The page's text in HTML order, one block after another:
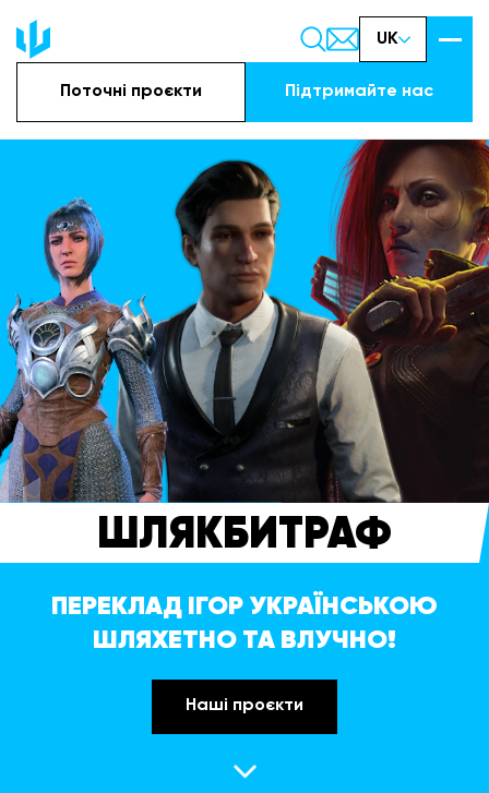
UK
Поточні проєкти Підтримайте наc
ШЛЯКБИТРАФ
ПЕРЕКЛАД ІГОР УКРАЇНСЬКОЮ
ШЛЯХЕТНО ТА ВЛУЧНО!
Наші проєкти